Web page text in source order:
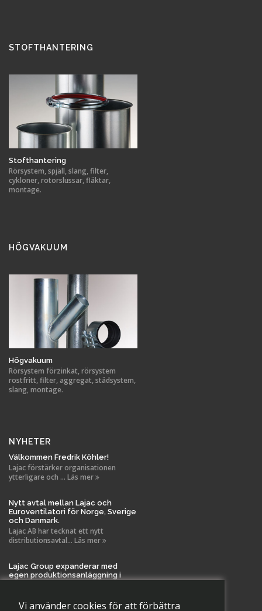
Vi använder cookies för att förbättra
STOFTHANTERING
Stofthantering
Rörsystem, spjäll, slang, filter,
cykloner, rotorslussar, fläktar,
montage.
HÖGVAKUUM
Högvakuum
Rörsystem förzinkat, rörsystem
rostfritt, filter, aggregat, städsystem,
slang, montage.
NYHETER
Välkommen Fredrik Köhler!
Lajac förstärker organisationen
ytterligare och ... Läs mer
Nytt avtal mellan Lajac och
Euroventilatori för Norge, Sverige
och Danmark.
Lajac AB har tecknat ett nytt
distributionsavtal... Läs mer
Lajac Group expanderar med
egen produktionsanläggning i
milstolpe i La... Läs mer